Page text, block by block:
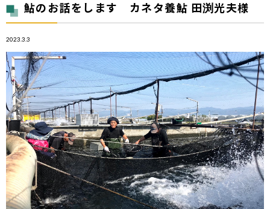
鮎のお話をします カネタ養鮎 田渕光夫様
2023.3.3